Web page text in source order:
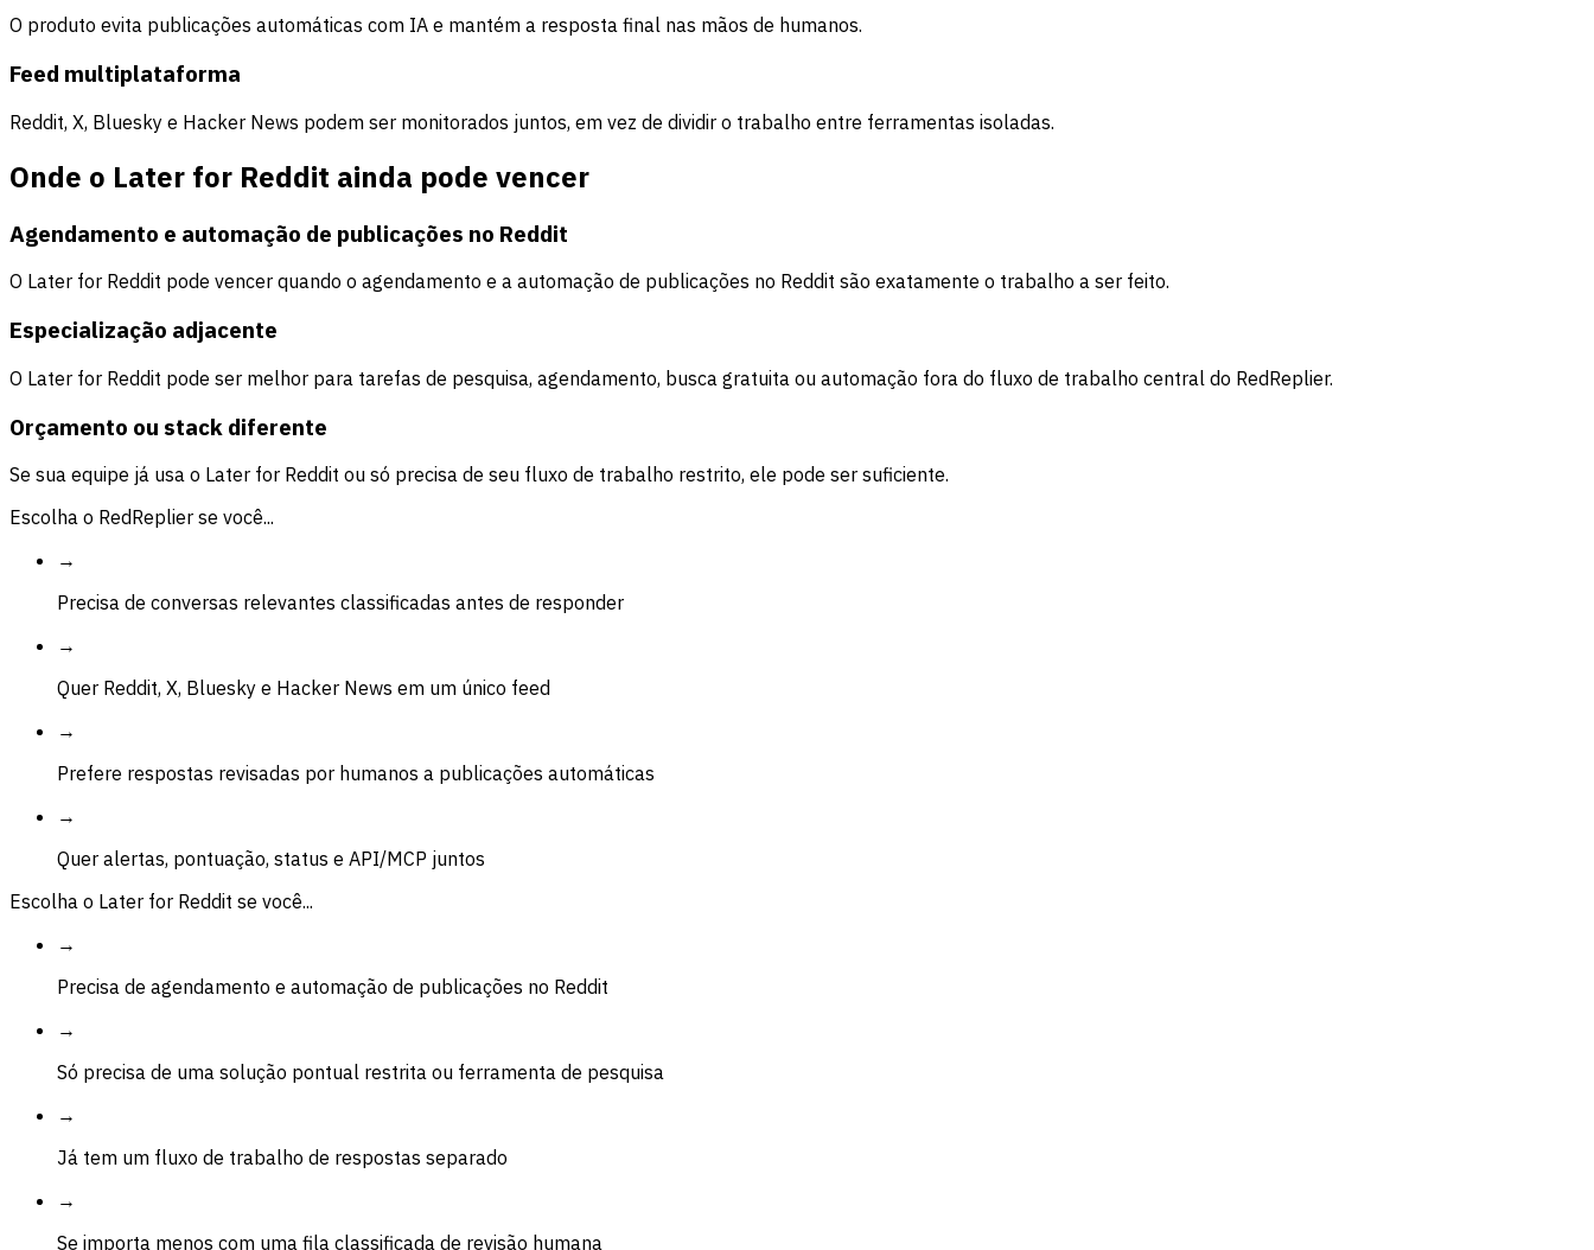
O produto evita publicações automáticas com IA e mantém a resposta final nas mãos de humanos.
Feed multiplataforma
Reddit, X, Bluesky e Hacker News podem ser monitorados juntos, em vez de dividir o trabalho entre ferramentas isoladas.
Onde o Later for Reddit ainda pode vencer
Agendamento e automação de publicações no Reddit
O Later for Reddit pode vencer quando o agendamento e a automação de publicações no Reddit são exatamente o trabalho a ser feito.
Especialização adjacente
O Later for Reddit pode ser melhor para tarefas de pesquisa, agendamento, busca gratuita ou automação fora do fluxo de trabalho central do RedReplier.
Orçamento ou stack diferente
Se sua equipe já usa o Later for Reddit ou só precisa de seu fluxo de trabalho restrito, ele pode ser suficiente.
Escolha o RedReplier se você...
→
Precisa de conversas relevantes classificadas antes de responder
→
Quer Reddit, X, Bluesky e Hacker News em um único feed
→
Prefere respostas revisadas por humanos a publicações automáticas
→
Quer alertas, pontuação, status e API/MCP juntos
Escolha o Later for Reddit se você...
→
Precisa de agendamento e automação de publicações no Reddit
→
Só precisa de uma solução pontual restrita ou ferramenta de pesquisa
→
Já tem um fluxo de trabalho de respostas separado
→
Se importa menos com uma fila classificada de revisão humana